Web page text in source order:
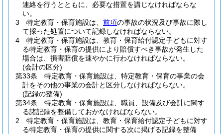
連絡を行うとともに、必要な措置を講じなければならな
い。
3
特定教育・保育施設は、 前項の事故の状況及び事故に際し
て採った処置について記録しなければならない。
4
特定教育・保育施設は、教育・保育給付認定子どもに対す
る特定教育・保育の提供により賠償すべき事故が発生した
場合は、損害賠償を速やかに行わなければならない。
(会計の区分)
第33条
特定教育・保育施設は、特定教育・保育の事業の会
計をその他の事業の会計と区分しなければならない。
(記録の整備)
第34条
特定教育・保育施設は、職員、設備及び会計に関す
る諸記録を整備しておかなければならない。
2
特定教育・保育施設は、教育・保育給付認定子どもに対す
る特定教育・保育の提供に関する次に掲げる記録を整備